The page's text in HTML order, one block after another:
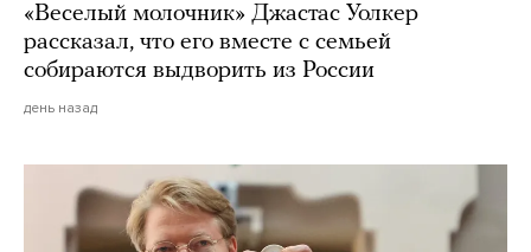
«Веселый молочник» Джастас Уолкер
рассказал, что его вместе с семьей
собираются выдворить из России
день назад